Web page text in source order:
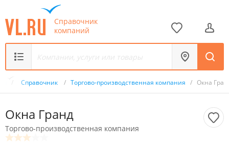
Справочник
компаний
/ Справочник / Торгово-производственная компания / Окна
Окна Гранд
Торгово-производственная компания